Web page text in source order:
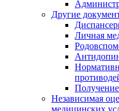
Другие
Личная
Независимая
медицинских